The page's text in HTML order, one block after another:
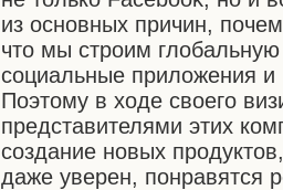
из основных причин,
что мы строим
социальные приложения
Поэтому в ходе своего
представителями этих
создание новых
даже уверен, понравятся